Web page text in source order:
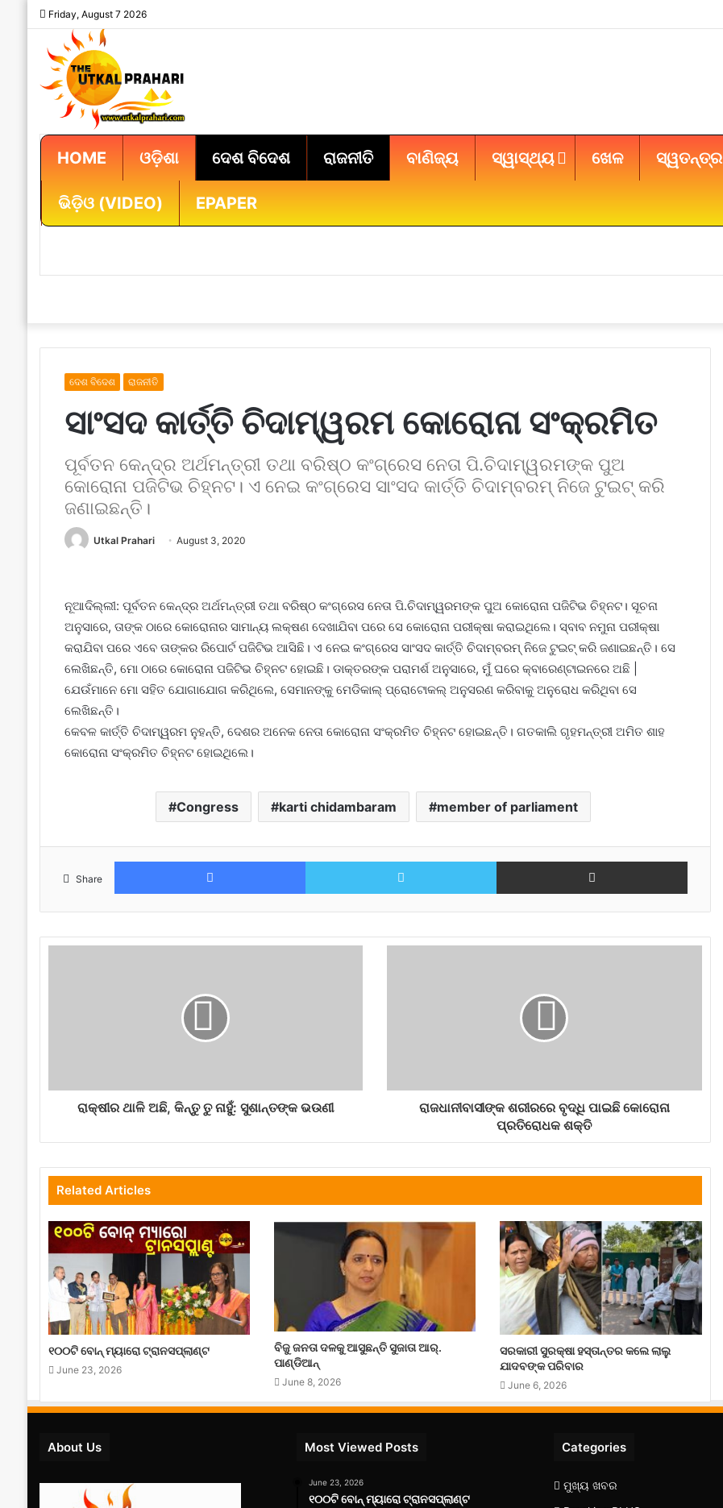
Friday, August 7 2026
HOME ଓଡ଼ିଶା ଦେଶ ବିଦେଶ ରାଜନୀତି ବାଣିଜ୍ୟ ସ୍ୱାସ୍ଥ୍ୟ ଖେଳ ସ୍ୱତନ୍ତ୍ର
ଭିଡ଼ିଓ (VIDEO) EPAPER
ଦେଶ ବିଦେଶ ରାଜନୀତି
ସାଂସଦ କାର୍ତ୍ତି ଚିଦାମ୍ୱରମ କୋରୋନା ସଂକ୍ରମିତ
ପୂର୍ବତନ କେନ୍ଦ୍ର ଅର୍ଥମନ୍ତ୍ରୀ ତଥା ବରିଷ୍ଠ କଂଗ୍ରେସ ନେତା ପି.ଚିଦାମ୍ୱରମଙ୍କ ପୁଅ
କୋରୋନା ପଜିଟିଭ ଚିହ୍ନଟ। ଏ ନେଇ କଂଗ୍ରେସ ସାଂସଦ କାର୍ତ୍ତି ଚିଦାମ୍ବରମ୍ ନିଜେ ଟୁଇଟ୍ କରି
ଜଣାଇଛନ୍ତି।
Utkal Prahari August 3, 2020
ନୂଆଦିଲ୍ଲୀ: ପୂର୍ବତନ କେନ୍ଦ୍ର ଅର୍ଥମନ୍ତ୍ରୀ ତଥା ବରିଷ୍ଠ କଂଗ୍ରେସ ନେତା ପି.ଚିଦାମ୍ୱରମଙ୍କ ପୁଅ କୋରୋନା ପଜିଟିଭ ଚିହ୍ନଟ। ସୂଚନା
ଅନୁସାରେ, ତାଙ୍କ ଠାରେ କୋରୋନାର ସାମାନ୍ୟ ଲକ୍ଷଣ ଦେଖାଯିବା ପରେ ସେ କୋରୋନା ପରୀକ୍ଷା କରାଇଥିଲେ। ସ୍ବାବ ନମୁନା ପରୀକ୍ଷା
କରାଯିବା ପ‌ରେ ଏବେ ତାଙ୍କର ରିପୋର୍ଟ ପଜିଟିଭ ଆସିଛି। ଏ ନେଇ କଂଗ୍ରେସ ସାଂସଦ କାର୍ତ୍ତି ଚିଦାମ୍ବରମ୍ ନିଜେ ଟୁଇଟ୍ କରି ଜଣାଇଛନ୍ତି। ସେ
ଲେଖିଛନ୍ତି, ମୋ ଠାରେ କୋରୋନା ପଜିଟିଭ ଚିହ୍ନଟ ହୋଇଛି। ଡାକ୍ତରଙ୍କ ପରାମର୍ଶ ଅନୁସାରେ, ମୁଁ ଘରେ କ୍ବାରେଣ୍ଟାଇନରେ ଅଛି |
ଯେଉଁମାନେ ମୋ ସହିତ ଯୋଗାଯୋଗ କରିଥିଲେ, ସେମାନଙ୍କୁ ମେଡିକାଲ୍ ପ୍ରୋଟୋକଲ୍ ଅନୁସରଣ କରିବାକୁ ଅନୁରୋଧ କରିଥିବା ସେ
ଲେଖିଛନ୍ତି।
କେବଳ କାର୍ତ୍ତି ଚିଦାମ୍ୱରମ ନୁହନ୍ତି, ଦେଶର ଅନେକ ନେତା କୋରୋନା ସଂକ୍ରମିତ ଚିହ୍ନଟ ହୋଇଛନ୍ତି। ଗତକାଲି ଗୃହମନ୍ତ୍ରୀ ଅମିତ ଶାହ
କୋରୋନା ସଂକ୍ରମିତ ଚିହ୍ନଟ ହୋଇଥିଲେ।
Congress karti chidambaram member of parliament
Share
Facebook Twitter Share via Email
ରାକ୍ଷୀର ଥାଳି ଅଛି, କିନ୍ତୁ ତୁ ନାହୁଁ: ସୁଶାନ୍ତଙ୍କ ଭଉଣୀ
ରାଜଧାନୀବାସୀଙ୍କ ଶରୀରରେ ବୃଦ୍ଧି ପାଇଛି କୋରୋନା
ପ୍ରତିରୋଧକ ଶକ୍ତି
Related Articles
୧୦୦ଟି ବୋନ୍ ମ୍ୟାରୋ ଟ୍ରାନସପ୍ଲାଣ୍ଟ
June 23, 2026
ବିଜୁ ଜନତା ଦଳକୁ ଆସୁଛନ୍ତି ସୁଜାତା ଆର୍‌.
ପାଣ୍ଡିଆନ୍
June 8, 2026
ସରକାରୀ ସୁରକ୍ଷା ହସ୍ତାନ୍ତର କଲେ ଲାଲୁ
ଯାଦବଙ୍କ ପରିବାର
June 6, 2026
About Us Most Viewed Posts
June 23, 2026
୧୦୦ଟି ବୋନ୍ ମ୍ୟାରୋ ଟ୍ରାନସପ୍ଲାଣ୍ଟ
Categories
ମୁଖ୍ୟ ଖବର